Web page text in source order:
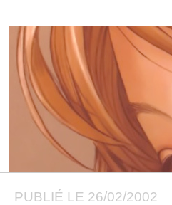
PUBLIÉ LE 26/02/2002